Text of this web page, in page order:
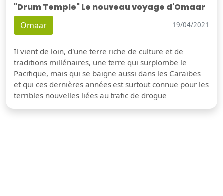
"Drum Temple" Le nouveau voyage d'Omaar
Omaar 19/04/2021
Il vient de loin, d'une terre riche de culture et de
traditions millénaires, une terre qui surplombe le
Pacifique, mais qui se baigne aussi dans les Caraïbes
et qui ces dernières années est surtout connue pour les
terribles nouvelles liées au trafic de drogue